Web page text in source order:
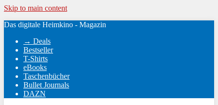
Skip to main content
Das digitale Heimkino - Magazin
→ Deals
Bestseller
T-Shirts
eBooks
Taschenbücher
Bullet Journals
DAZN